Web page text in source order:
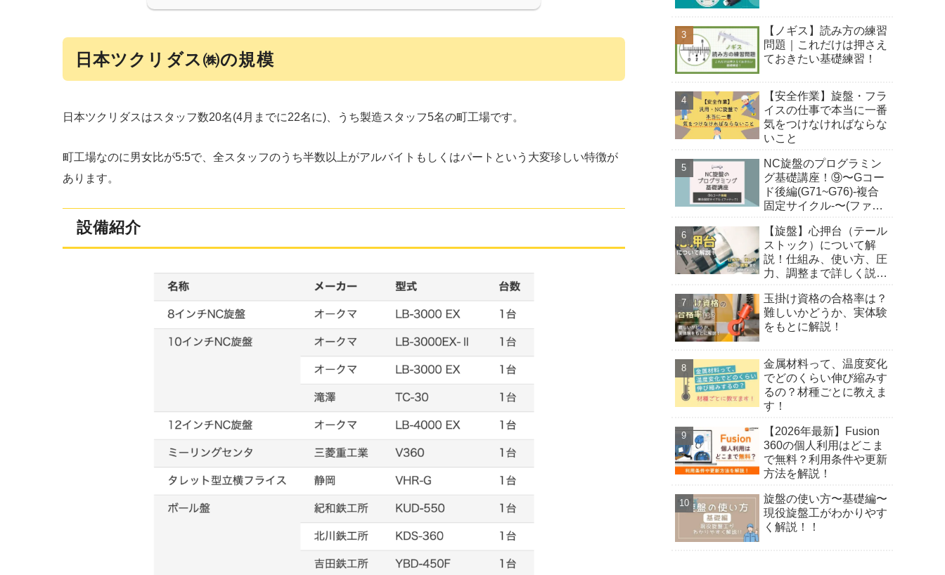
日本ツクリダス㈱の規模
日本ツクリダスはスタッフ数20名(4月までに22名に)、うち製造スタッフ5名の町工場です。
町工場なのに男女比が5:5で、全スタッフのうち半数以上がアルバイトもしくはパートという大変珍しい特徴が
あります。
設備紹介
【ノギス】読み方の練習
問題｜これだけは押さえ
ておきたい基礎練習！
【安全作業】旋盤・フラ
イスの仕事で本当に一番
気をつけなければならな
いこと
NC旋盤のプログラミン
グ基礎講座！⑨〜Gコー
ド後編(G71~G76)-複合
固定サイクル-〜(ファナ
【旋盤】心押台（テール
ストック）について解
説！仕組み、使い方、圧
力、調整まで詳しく説明
玉掛け資格の合格率は？
難しいかどうか、実体験
をもとに解説！
金属材料って、温度変化
でどのくらい伸び縮みす
るの？材種ごとに教えま
す！
【2026年最新】Fusion
360の個人利用はどこま
で無料？利用条件や更新
方法を解説！
旋盤の使い方〜基礎編〜
現役旋盤工がわかりやす
く解説！！